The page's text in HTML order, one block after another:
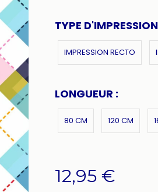
TYPE
IMPRESSION RECTO
LONGUEUR :
80 CM 120 CM
12,95 €